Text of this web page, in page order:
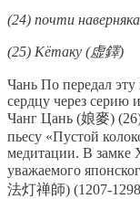
(24) почти
(25) Кётаку (虚鐸)
Чань По передал
сердцу через серию
Чанг Цань (娘麥)
пьесу «Пустой
медитации. В замке
уважаемого
法灯禅師) (1207-